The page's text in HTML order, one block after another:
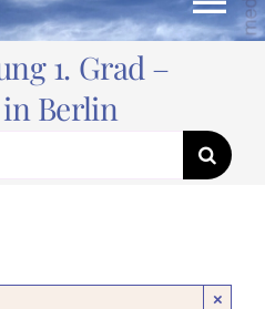
1. Grad –
Berlin
×